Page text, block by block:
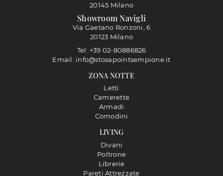
LIVING
Divani
Poltrone
Librerie
Pareti Attrezzate
ZONA NOTTE
Letti
Camerette
Armadi
Comodini
20145 Milano
Showroom Navigli
Via Gaetano Ronzoni, 6
20123 Milano
Tel: +39 02-80886826
Email: info@stosapointsempione.it